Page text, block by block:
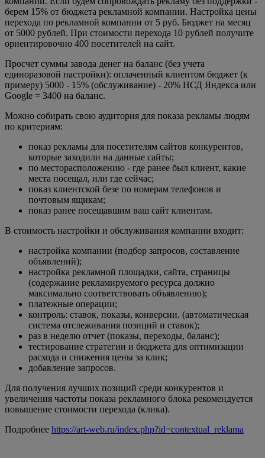
берем 15% от бюджета рекламной компании. Настройка цены
перехода по рекламной компании от 5 руб. Бюджет на месяц
от 5000 рублей. При стоимости перехода 10 рублей получите
ориентировочно 400 посетителей на сайт.
Просчет суммы завода денег на баланс (без учета
единоразовой настройки): оплаченный клиентом бюджет (к
примеру) 5000 - 15% (обслуживание) - 20% НСД Яндекса или
Google = 3400 на баланс.
Можно собирать свою аудитория для показа рекламы людям
по критериям:
показ рекламы для посетителям сайтов конкурентов,
которые заходили на данные сайты;
по месторасположению - где ранее был клиент, какие
места посещал, или где сейчас;
показ клиентской безе по номерам телефонов и
почтовым ящикам;
показ ранее посещавшим ваш сайт клиентам.
В стоимость настройки и обслуживания компании входит:
настройка компании (подбор запросов, составление
объявлений);
настройка рекламной площадки, сайта, страницы
(содержание рекламируемого ресурса должно
максимально соответствовать объявлению);
платежные операции;
контроль: ставок, показы, конверсии. (автоматическая
система отслеживания позиций и ставок);
раз в неделю отчет (показы, переходы, баланс);
тестирование стратегии и бюджета для оптимизации
расхода и снижения цены за клик;
добавление запросов.
Для получения лучших позиций среди конкурентов и
увеличения частоты показа рекламного блока рекомендуется
повышение стоимости перехода (клика).
Подробнее https://art-web.ru/index.php?id=contextual_reklama